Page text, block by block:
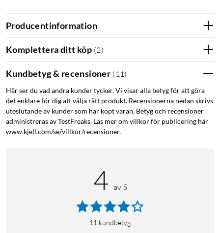
JBL Headphones App
Anpassa hela din lyssningsupplevelse med JBL Headphones
App. Justera inställningar och ställ in EQ efter ditt tycke och
smak.
4 mikrofoner för perfekta röstsamtal
Problemfria samtal i stereo. Reflect Aero är utrustad med 6
mikrofoner, så att du alltid kommer att höras med perfekt
klarhet.
Laddningstid: under 2 timmar
Snabbladdning: 15 minuter ger 4 timmar
Elementstorlek: 6,8 mm
Dynamiskt frekvensomfång: 20 Hz-20 kHz
Producentinformation
Komplettera ditt köp (2)
Kundbetyg & recensioner ( 11 )
Här ser du vad andra kunder tycker. Vi visar alla betyg för att göra
det enklare för dig att välja rätt produkt. Recensionerna nedan skrivs
uteslutande av kunder som har köpt varan. Betyg och recensioner
administreras av TestFreaks. Läs mer om villkor för publicering här
www.kjell.com/se/villkor/recensioner.
4 av 5
11 kundbetyg